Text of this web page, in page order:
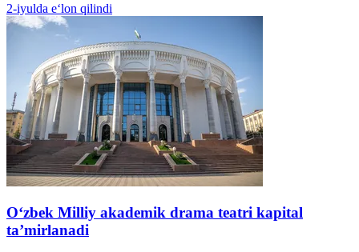
2-iyulda e‘lon qilindi
O‘zbek Milliy akademik drama teatri kapital
ta’mirlanadi